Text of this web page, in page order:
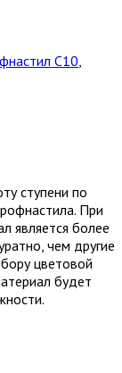
С10
ступени по
При
является более
чем другие
цветовой
будет